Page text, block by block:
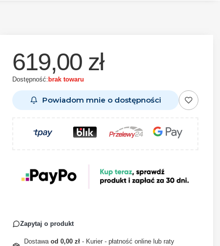
619,00 zł
Dostępność: brak towaru
Powiadom mnie o dostępności
Zapytaj o produkt
Dostawa od 0,00 zł - Kurier - płatność online lub raty